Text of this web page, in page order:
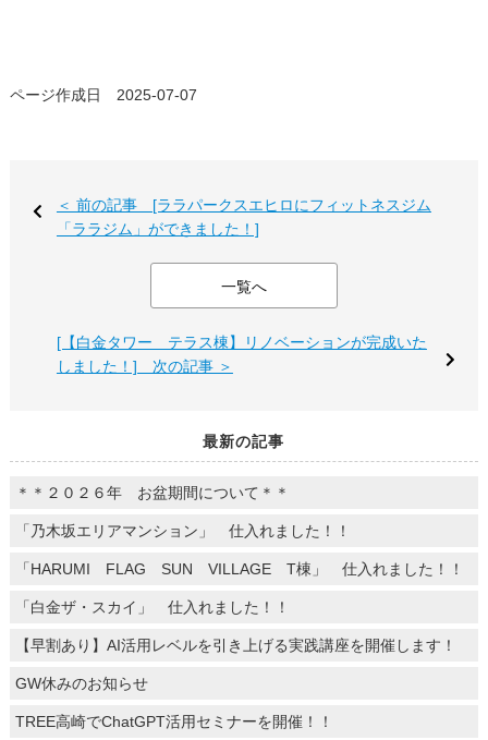
ページ作成日 2025-07-07
＜ 前の記事 [ララパークスエヒロにフィットネスジム
「ララジム」ができました！]
一覧へ
[【白金タワー テラス棟】リノベーションが完成いた
しました！] 次の記事 ＞
最新の記事
＊＊２０２６年 お盆期間について＊＊
「乃木坂エリアマンション」 仕入れました！！
「HARUMI FLAG SUN VILLAGE T棟」 仕入れました！！
「白金ザ・スカイ」 仕入れました！！
【早割あり】AI活用レベルを引き上げる実践講座を開催します！
GW休みのお知らせ
TREE高崎でChatGPT活用セミナーを開催！！